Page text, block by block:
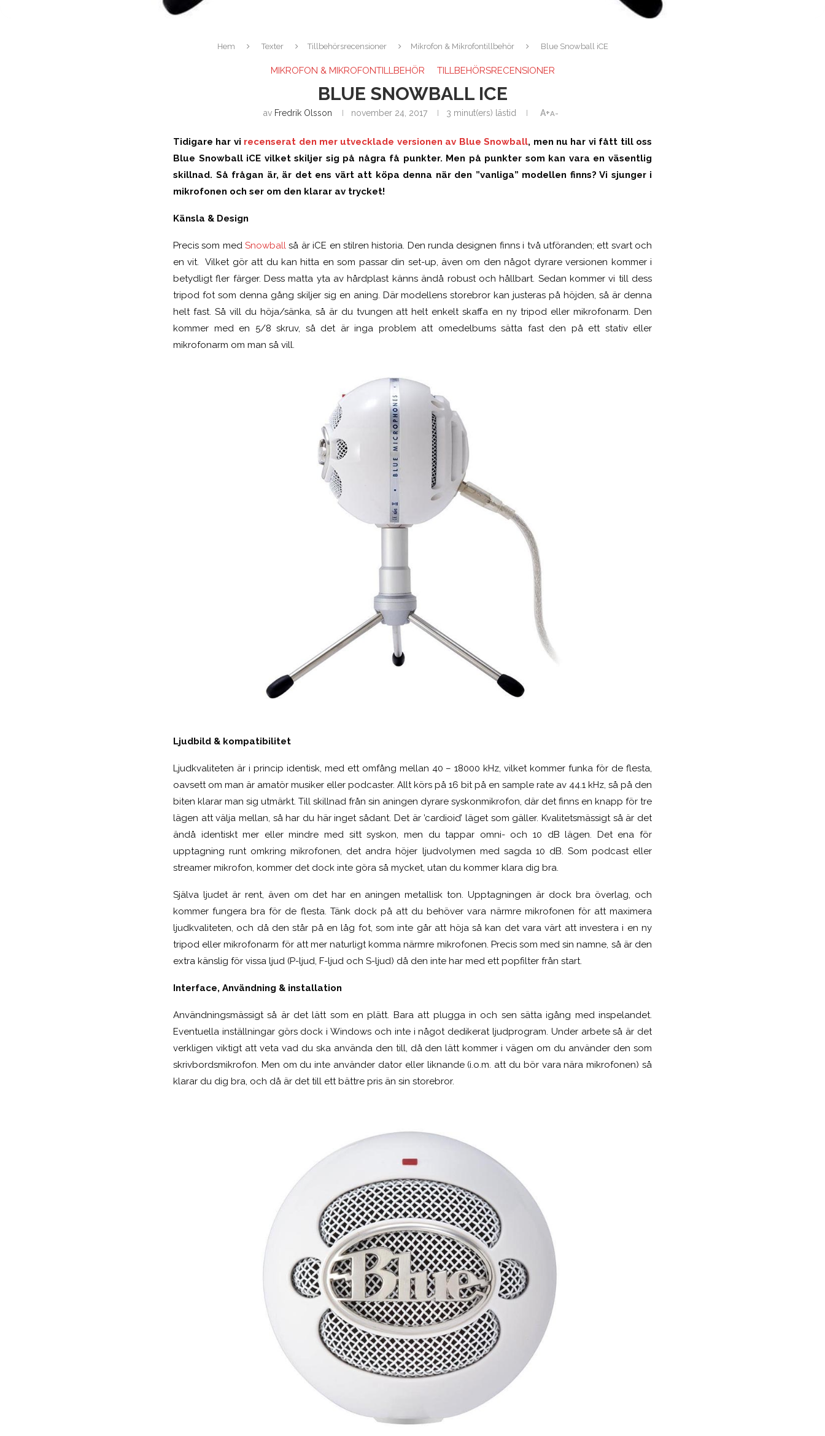
Hem Texter Tillbehörsrecensioner Mikrofon & Mikrofontillbehör Blue Snowball iCE
MIKROFON & MIKROFONTILLBEHÖR TILLBEHÖRSRECENSIONER
BLUE SNOWBALL ICE
av Fredrik Olsson november 24, 2017 3 minut(ers) lästid A+A-
Tidigare har vi recenserat den mer utvecklade versionen av Blue Snowball, men nu har vi fått till oss
Blue Snowball iCE vilket skiljer sig på några få punkter. Men på punkter som kan vara en väsentlig
skillnad. Så frågan är, är det ens värt att köpa denna när den ”vanliga” modellen finns? Vi sjunger i
mikrofonen och ser om den klarar av trycket!
Känsla & Design
Precis som medSnowball så är iCE en stilren historia. Den runda designen finns i två utföranden; ett svart och
en vit. Vilket gör att du kan hitta en som passar din set-up, även om den något dyrare versionen kommer i
betydligt fler färger. Dess matta yta av hårdplast känns ändå robust och hållbart. Sedan kommer vi till dess
tripod fot som denna gång skiljer sig en aning. Där modellens storebror kan justeras på höjden, så är denna
helt fast. Så vill du höja/sänka, så är du tvungen att helt enkelt skaffa en ny tripod eller mikrofonarm. Den
kommer med en 5/8 skruv, så det är inga problem att omedelbums sätta fast den på ett stativ eller
mikrofonarm om man så vill.
Ljudbild & kompatibilitet
Ljudkvaliteten är i princip identisk, med ett omfång mellan 40 – 18000 kHz, vilket kommer funka för de flesta,
oavsett om man är amatör musiker eller podcaster. Allt körs på 16 bit på en sample rate av 44.1 kHz, så på den
biten klarar man sig utmärkt. Till skillnad från sin aningen dyrare syskonmikrofon, där det finns en knapp för tre
lägen att välja mellan, så har du här inget sådant. Det är ’cardioid’ läget som gäller. Kvalitetsmässigt så är det
ändå identiskt mer eller mindre med sitt syskon, men du tappar omni- och 10 dB lägen. Det ena för
upptagning runt omkring mikrofonen, det andra höjer ljudvolymen med sagda 10 dB. Som podcast eller
streamer mikrofon, kommer det dock inte göra så mycket, utan du kommer klara dig bra.
Själva ljudet är rent, även om det har en aningen metallisk ton. Upptagningen är dock bra överlag, och
kommer fungera bra för de flesta. Tänk dock på att du behöver vara närmre mikrofonen för att maximera
ljudkvaliteten, och då den står på en låg fot, som inte går att höja så kan det vara värt att investera i en ny
tripod eller mikrofonarm för att mer naturligt komma närmre mikrofonen. Precis som med sin namne, så är den
extra känslig för vissa ljud (P-ljud, F-ljud och S-ljud) då den inte har med ett popfilter från start.
Interface, Användning & installation
Användningsmässigt så är det lätt som en plätt. Bara att plugga in och sen sätta igång med inspelandet.
Eventuella inställningar görs dock i Windows och inte i något dedikerat ljudprogram. Under arbete så är det
verkligen viktigt att veta vad du ska använda den till, då den lätt kommer i vägen om du använder den som
skrivbordsmikrofon. Men om du inte använder dator eller liknande (i.o.m. att du bör vara nära mikrofonen) så
klarar du dig bra, och då är det till ett bättre pris än sin storebror.